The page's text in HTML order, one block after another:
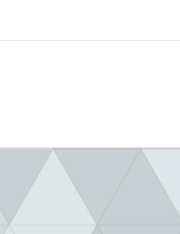
Loi des des finances 2024